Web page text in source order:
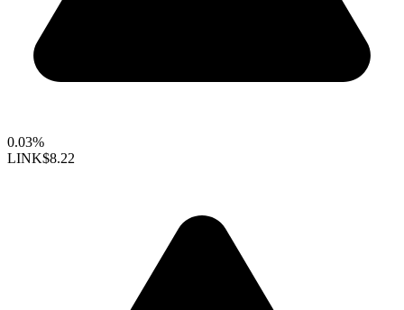
0.03%
LINK$8.22